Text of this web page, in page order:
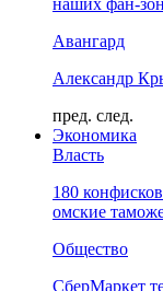
наших фан-
Авангард
Александр
пред. след.
Экономика
Власть
180
омские
Общество
СберМаркет